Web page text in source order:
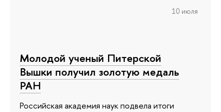
10 июля
Молодой ученый Питерской
Вышки получил золотую медаль
РАН
Российская академия наук подвела итоги